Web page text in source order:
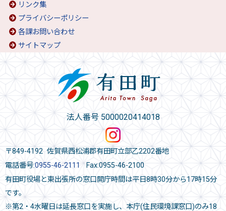
リンク集
プライバシーポリシー
各課お問い合わせ
サイトマップ
法人番号 5000020414018
〒849-4192 佐賀県西松浦郡有田町立部乙2202番地
電話番号:0955-46-2111 Fax:0955-46-2100
有田町役場と東出張所の窓口開庁時間は平日8時30分から17時15分
です。
※第2・4水曜日は延長窓口を実施し、本庁(住民環境課窓口)のみ18